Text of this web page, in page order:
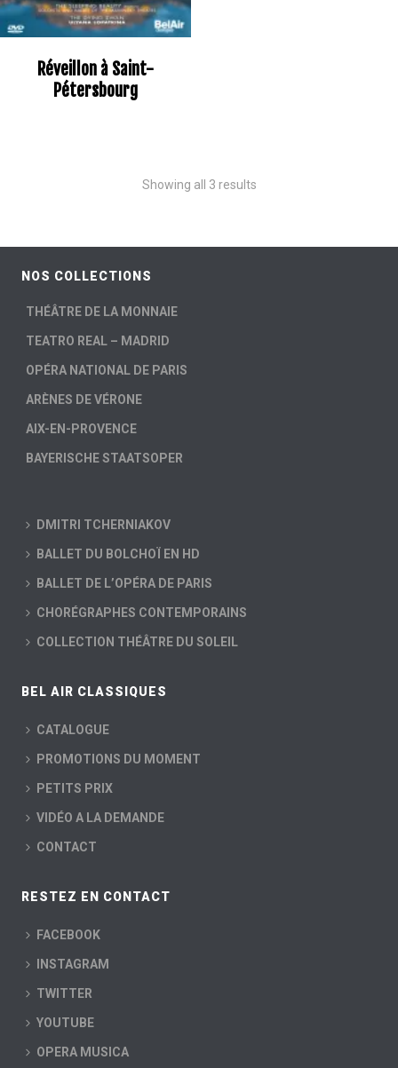
Réveillon à Saint-
Pétersbourg
Showing all 3 results
NOS COLLECTIONS
THÉÂTRE DE LA MONNAIE
TEATRO REAL – MADRID
OPÉRA NATIONAL DE PARIS
ARÈNES DE VÉRONE
AIX-EN-PROVENCE
BAYERISCHE STAATSOPER
DMITRI TCHERNIAKOV
BALLET DU BOLCHOÏ EN HD
BALLET DE L’OPÉRA DE PARIS
CHORÉGRAPHES CONTEMPORAINS
COLLECTION THÉÂTRE DU SOLEIL
BEL AIR CLASSIQUES
CATALOGUE
PROMOTIONS DU MOMENT
PETITS PRIX
VIDÉO A LA DEMANDE
CONTACT
RESTEZ EN CONTACT
FACEBOOK
INSTAGRAM
TWITTER
YOUTUBE
OPERA MUSICA